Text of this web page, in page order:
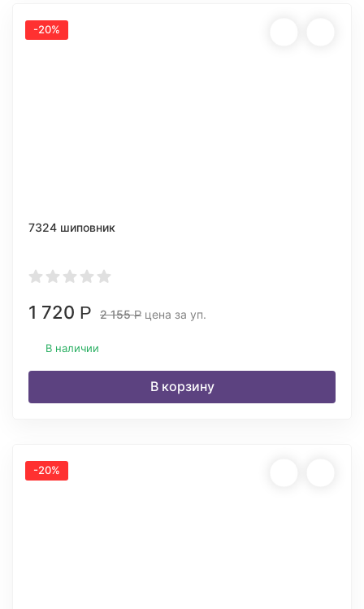
-20%
7324 шиповник
1 720 Р 2 155Р цена за уп.
В наличии
В корзину
-20%